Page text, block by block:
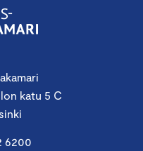
katu 5 C
6200